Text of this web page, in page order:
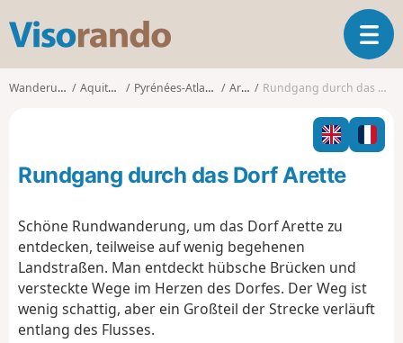
s
o
o
T
o
l
n
o
Wanderungen Aquitanien Pyrénées-Atlantiques Arette Rundgang durch das Dorf Arette
Rundgang durch das Dorf Arette
Schöne Rundwanderung, um das Dorf Arette zu
entdecken, teilweise auf wenig begehenen
Landstraßen. Man entdeckt hübsche Brücken und
versteckte Wege im Herzen des Dorfes. Der Weg ist
wenig schattig, aber ein Großteil der Strecke verläuft
entlang des Flusses.